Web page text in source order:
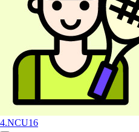
4.NCU16